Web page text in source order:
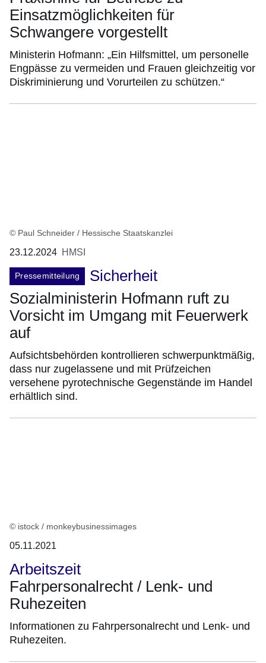
Einsatzmöglichkeiten für
Schwangere vorgestellt
Ministerin Hofmann: „Ein Hilfsmittel, um personelle
Engpässe zu vermeiden und Frauen gleichzeitig vor
Diskriminierung und Vorurteilen zu schützen.“
© Paul Schneider / Hessische Staatskanzlei
23.12.2024 HMSI
Pressemitteilung
Sicherheit
Sozialministerin Hofmann ruft zu
Vorsicht im Umgang mit Feuerwerk
auf
Aufsichtsbehörden kontrollieren schwerpunktmäßig,
dass nur zugelassene und mit Prüfzeichen
versehene pyrotechnische Gegenstände im Handel
erhältlich sind.
© istock / monkeybusinessimages
05.11.2021
Arbeitszeit
Fahrpersonalrecht / Lenk- und
Ruhezeiten
Informationen zu Fahrpersonalrecht und Lenk- und
Ruhezeiten.